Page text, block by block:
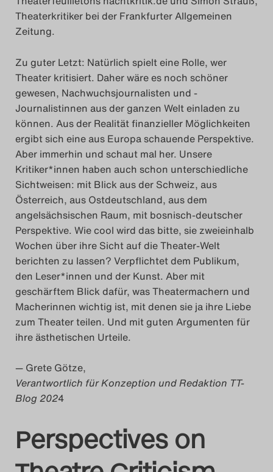
Theaterkritiker bei der Frankfurter Allgemeinen
Zeitung.
Zu guter Letzt: Natürlich spielt eine Rolle, wer
Theater kritisiert. Daher wäre es noch schöner
gewesen, Nachwuchsjournalisten und -
Journalistinnen aus der ganzen Welt einladen zu
können. Aus der Realität finanzieller Möglichkeiten
ergibt sich eine aus Europa schauende Perspektive.
Aber immerhin und schaut mal her. Unsere
Kritiker*innen haben auch schon unterschiedliche
Sichtweisen: mit Blick aus der Schweiz, aus
Österreich, aus Ostdeutschland, aus dem
angelsächsischen Raum, mit bosnisch-deutscher
Perspektive. Wie cool wird das bitte, sie zweieinhalb
Wochen über ihre Sicht auf die Theater-Welt
berichten zu lassen? Verpflichtet dem Publikum,
den Leser*innen und der Kunst. Aber mit
geschärftem Blick dafür, was Theatermachern und
Macherinnen wichtig ist, mit denen sie ja ihre Liebe
zum Theater teilen. Und mit guten Argumenten für
ihre ästhetischen Urteile.
— Grete Götze,
Verantwortlich für Konzeption und Redaktion TT-
Blog 2024
Perspectives on